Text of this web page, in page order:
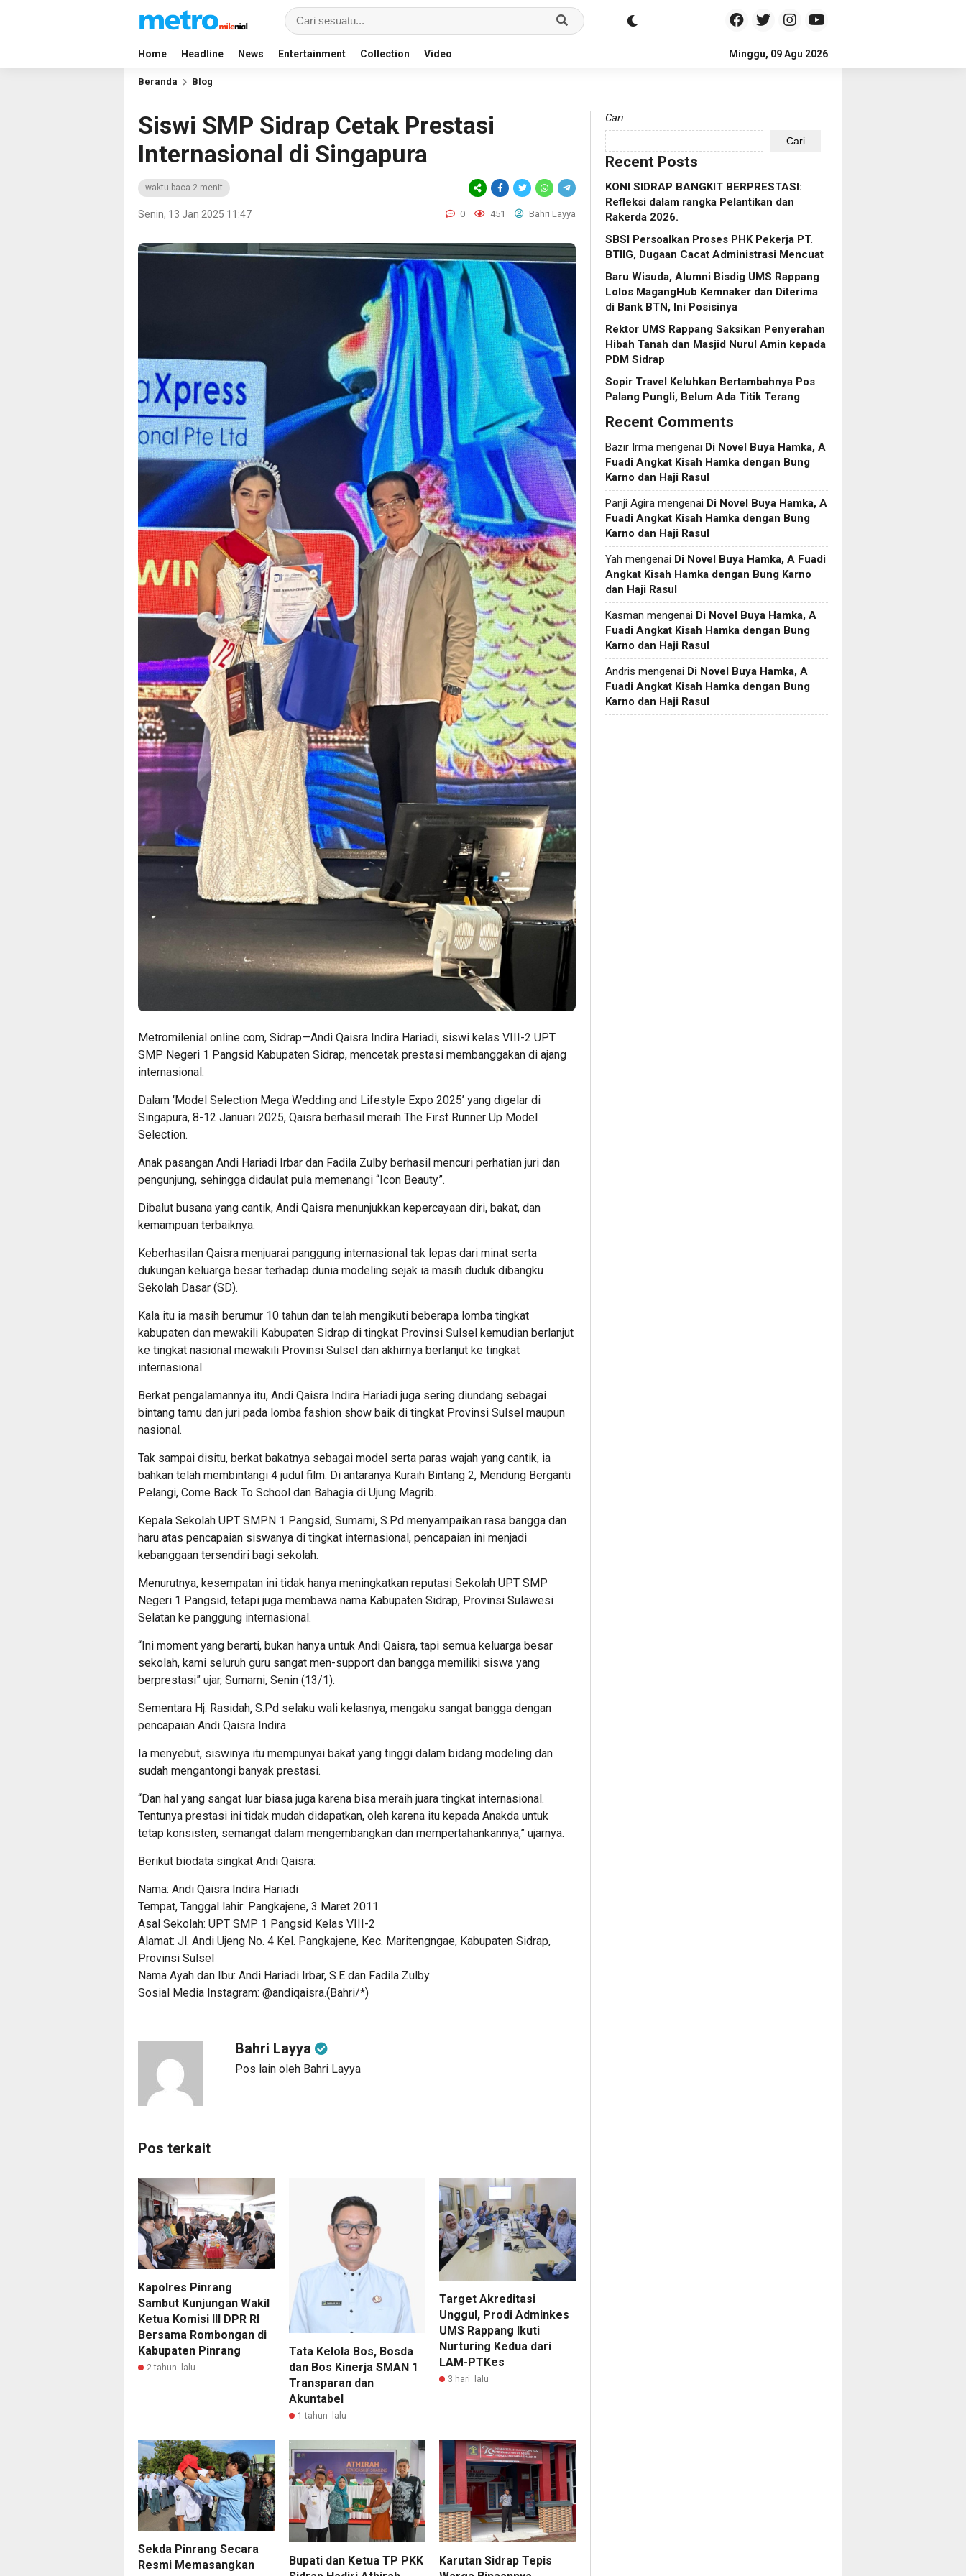
Home Headline News Entertainment Collection Video Minggu, 09 Agu 2026
Beranda Blog
Siswi SMP Sidrap Cetak Prestasi
Internasional di Singapura
waktu baca 2 menit
Senin, 13 Jan 2025 11:47 0 451 Bahri Layya
Metromilenial online com, Sidrap—Andi Qaisra Indira Hariadi, siswi kelas VIII-2 UPT
SMP Negeri 1 Pangsid Kabupaten Sidrap, mencetak prestasi membanggakan di ajang
internasional.
Dalam ‘Model Selection Mega Wedding and Lifestyle Expo 2025’ yang digelar di
Singapura, 8-12 Januari 2025, Qaisra berhasil meraih The First Runner Up Model
Selection.
Anak pasangan Andi Hariadi Irbar dan Fadila Zulby berhasil mencuri perhatian juri dan
pengunjung, sehingga didaulat pula memenangi “Icon Beauty”.
Dibalut busana yang cantik, Andi Qaisra menunjukkan kepercayaan diri, bakat, dan
kemampuan terbaiknya.
Keberhasilan Qaisra menjuarai panggung internasional tak lepas dari minat serta
dukungan keluarga besar terhadap dunia modeling sejak ia masih duduk dibangku
Sekolah Dasar (SD).
Kala itu ia masih berumur 10 tahun dan telah mengikuti beberapa lomba tingkat
kabupaten dan mewakili Kabupaten Sidrap di tingkat Provinsi Sulsel kemudian berlanjut
ke tingkat nasional mewakili Provinsi Sulsel dan akhirnya berlanjut ke tingkat
internasional.
Berkat pengalamannya itu, Andi Qaisra Indira Hariadi juga sering diundang sebagai
bintang tamu dan juri pada lomba fashion show baik di tingkat Provinsi Sulsel maupun
nasional.
Tak sampai disitu, berkat bakatnya sebagai model serta paras wajah yang cantik, ia
bahkan telah membintangi 4 judul film. Di antaranya Kuraih Bintang 2, Mendung Berganti
Pelangi, Come Back To School dan Bahagia di Ujung Magrib.
Kepala Sekolah UPT SMPN 1 Pangsid, Sumarni, S.Pd menyampaikan rasa bangga dan
haru atas pencapaian siswanya di tingkat internasional, pencapaian ini menjadi
kebanggaan tersendiri bagi sekolah.
Menurutnya, kesempatan ini tidak hanya meningkatkan reputasi Sekolah UPT SMP
Negeri 1 Pangsid, tetapi juga membawa nama Kabupaten Sidrap, Provinsi Sulawesi
Selatan ke panggung internasional.
“Ini moment yang berarti, bukan hanya untuk Andi Qaisra, tapi semua keluarga besar
sekolah, kami seluruh guru sangat men-support dan bangga memiliki siswa yang
berprestasi” ujar, Sumarni, Senin (13/1).
Sementara Hj. Rasidah, S.Pd selaku wali kelasnya, mengaku sangat bangga dengan
pencapaian Andi Qaisra Indira.
Ia menyebut, siswinya itu mempunyai bakat yang tinggi dalam bidang modeling dan
sudah mengantongi banyak prestasi.
“Dan hal yang sangat luar biasa juga karena bisa meraih juara tingkat internasional.
Tentunya prestasi ini tidak mudah didapatkan, oleh karena itu kepada Anakda untuk
tetap konsisten, semangat dalam mengembangkan dan mempertahankannya,” ujarnya.
Berikut biodata singkat Andi Qaisra:
Nama: Andi Qaisra Indira Hariadi
Tempat, Tanggal lahir: Pangkajene, 3 Maret 2011
Asal Sekolah: UPT SMP 1 Pangsid Kelas VIII-2
Alamat: Jl. Andi Ujeng No. 4 Kel. Pangkajene, Kec. Maritengngae, Kabupaten Sidrap,
Provinsi Sulsel
Nama Ayah dan Ibu: Andi Hariadi Irbar, S.E dan Fadila Zulby
Sosial Media Instagram: @andiqaisra.(Bahri/*)
Bahri Layya
Pos lain oleh Bahri Layya
Pos terkait
Kapolres Pinrang
Sambut Kunjungan Wakil
Ketua Komisi III DPR RI
Bersama Rombongan di
Kabupaten Pinrang
2 tahun lalu
Tata Kelola Bos, Bosda
dan Bos Kinerja SMAN 1
Transparan dan
Akuntabel
1 tahun lalu
Target Akreditasi
Unggul, Prodi Adminkes
UMS Rappang Ikuti
Nurturing Kedua dari
LAM-PTKes
3 hari lalu
Sekda Pinrang Secara
Resmi Memasangkan
Bupati dan Ketua TP PKK
Karutan Sidrap Tepis
Cari
Cari
Recent Posts
KONI SIDRAP BANGKIT BERPRESTASI:
Refleksi dalam rangka Pelantikan dan
Rakerda 2026.
SBSI Persoalkan Proses PHK Pekerja PT.
BTIIG, Dugaan Cacat Administrasi Mencuat
Baru Wisuda, Alumni Bisdig UMS Rappang
Lolos MagangHub Kemnaker dan Diterima
di Bank BTN, Ini Posisinya
Rektor UMS Rappang Saksikan Penyerahan
Hibah Tanah dan Masjid Nurul Amin kepada
PDM Sidrap
Sopir Travel Keluhkan Bertambahnya Pos
Palang Pungli, Belum Ada Titik Terang
Recent Comments
Bazir Irma mengenai Di Novel Buya Hamka, A
Fuadi Angkat Kisah Hamka dengan Bung
Karno dan Haji Rasul
Panji Agira mengenai Di Novel Buya Hamka, A
Fuadi Angkat Kisah Hamka dengan Bung
Karno dan Haji Rasul
Yah mengenai Di Novel Buya Hamka, A Fuadi
Angkat Kisah Hamka dengan Bung Karno
dan Haji Rasul
Kasman mengenai Di Novel Buya Hamka, A
Fuadi Angkat Kisah Hamka dengan Bung
Karno dan Haji Rasul
Andris mengenai Di Novel Buya Hamka, A
Fuadi Angkat Kisah Hamka dengan Bung
Karno dan Haji Rasul